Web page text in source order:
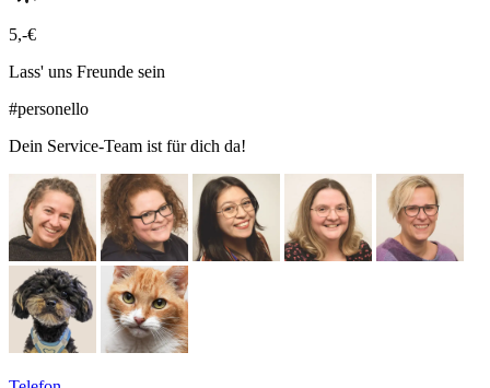
5,-€
Lass' uns Freunde sein
#personello
Dein Service-Team ist für dich da!